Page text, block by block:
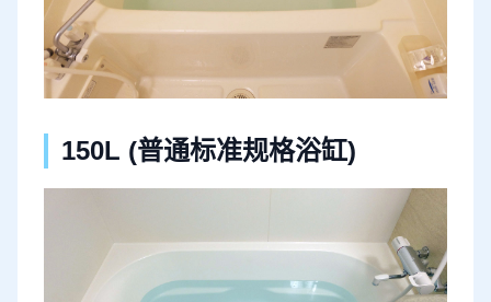
150L (普通标准规格浴缸)